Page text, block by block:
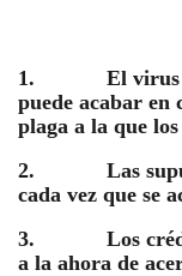
1. El virus es
puede acabar en
plaga a la que
2. Las
cada vez que se
3. Los créditos
a la ahora de